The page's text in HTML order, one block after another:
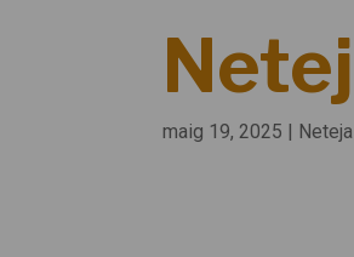
maig 19, 2025 |